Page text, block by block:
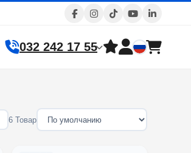
032 242 17 55
6 Товар